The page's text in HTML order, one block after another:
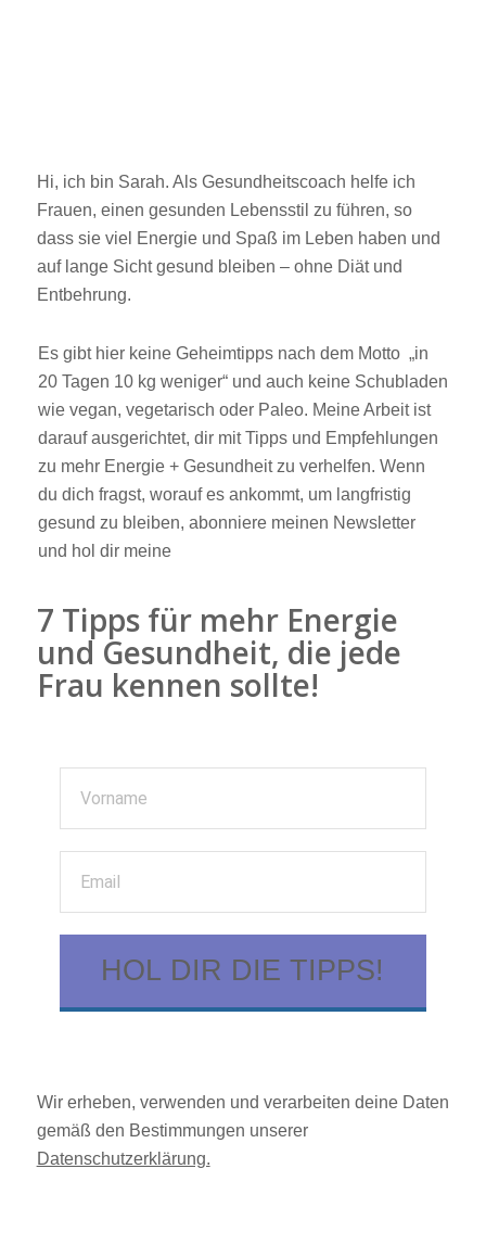
Hi, ich bin Sarah. Als Gesundheitscoach helfe ich
Frauen, einen gesunden Lebensstil zu führen, so
dass sie viel Energie und Spaß im Leben haben und
auf lange Sicht gesund bleiben – ohne Diät und
Entbehrung.
Es gibt hier keine Geheimtipps nach dem Motto „in
20 Tagen 10 kg weniger“ und auch keine Schubladen
wie vegan, vegetarisch oder Paleo. Meine Arbeit ist
darauf ausgerichtet, dir mit Tipps und Empfehlungen
zu mehr Energie + Gesundheit zu verhelfen. Wenn
du dich fragst, worauf es ankommt, um langfristig
gesund zu bleiben, abonniere meinen Newsletter
und hol dir meine
7 Tipps für mehr Energie
und Gesundheit, die jede
Frau kennen sollte!
HOL DIR DIE TIPPS!
Wir erheben, verwenden und verarbeiten deine Daten
gemäß den Bestimmungen unserer
Datenschutzerklärung.